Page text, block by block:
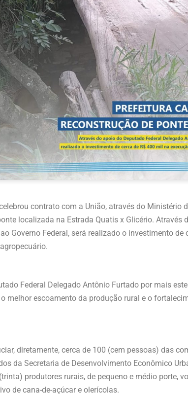
contrato com a União, através do Ministério
localizada na Estrada Quatis x Glicério. Através
Governo Federal, será realizado o investimento de
Federal Delegado Antônio Furtado por mais
melhor escoamento da produção rural e o
diretamente, cerca de 100 (cem pessoas) das
da Secretaria de Desenvolvimento Econômico
produtores rurais, de pequeno e médio porte,
de cana-de-açúcar e olerícolas.